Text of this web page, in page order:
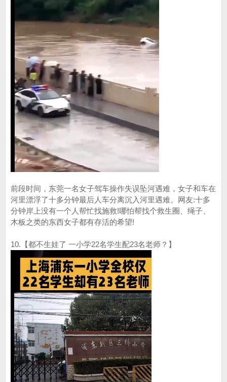
前段时间，东莞一名女子驾车操作失误坠河遇难，女子和车在
河里漂浮了十多分钟最后人车分离沉入河里遇难。网友:十多
分钟岸上没有一个人帮忙找施救!哪怕帮找个救生圈、绳子、
木板之类的东西女子都有存活的希望!
10.【都不生娃了 一小学22名学生配23名老师？】